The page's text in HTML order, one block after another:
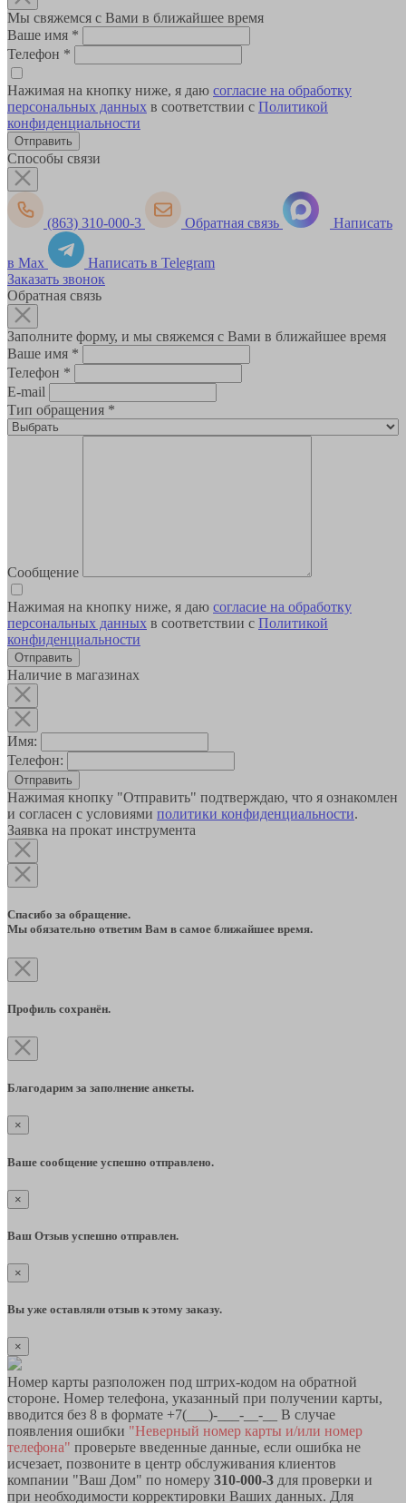
Мы свяжемся с Вами в ближайшее время
Ваше имя *
Телефон *
Нажимая на кнопку ниже, я даю согласие на обработку
персональных данных в соответствии с Политикой
конфиденциальности
Способы связи
(863) 310-000-3 Обратная связь Написать
в Max
Написать в Telegram
Заказать звонок
Обратная связь
Заполните форму, и мы свяжемся с Вами в ближайшее время
Ваше имя *
Телефон *
E-mail
Тип обращения *
Сообщение
Нажимая на кнопку ниже, я даю согласие на обработку
персональных данных в соответствии с Политикой
конфиденциальности
Наличие в магазинах
Имя:
Телефон:
Отправить
Нажимая кнопку "Отправить" подтверждаю, что я ознакомлен
и согласен с условиями политики конфиденциальности.
Заявка на прокат инструмента
Спасибо за обращение.
Мы обязательно ответим Вам в самое ближайшее время.
Профиль сохранён.
Благодарим за заполнение анкеты.
×
Ваше сообщение успешно отправлено.
×
Ваш Отзыв успешно отправлен.
×
Вы уже оставляли отзыв к этому заказу.
×
Номер карты разположен под штрих-кодом на обратной
стороне. Номер телефона, указанный при получении карты,
вводится без 8 в формате +7(___)-___-__-__ В случае
появления ошибки "Неверный номер карты и/или номер
телефона" проверьте введенные данные, если ошибка не
исчезает, позвоните в центр обслуживания клиентов
компании "Ваш Дом" по номеру 310-000-3 для проверки и
при необходимости корректировки Ваших данных. Для